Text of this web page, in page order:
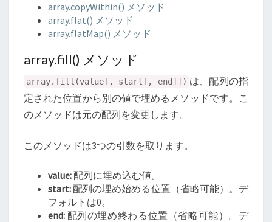
array.copyWithin() メソッド
array.flat() メソッド
array.flatMap() メソッド
array.fill() メソッド
array.fill(value[, start[, end]]) は、配列の指
定された位置から別の値で埋めるメソッドです。こ
のメソッドは元の配列を変更します。
このメソッドは3つの引数を取ります。
value:配列に埋め込む値。
start:配列の埋め始める位置（省略可能）。デ
フォルトは0。
end: 配列の埋め終わる位置（省略可能）。デ